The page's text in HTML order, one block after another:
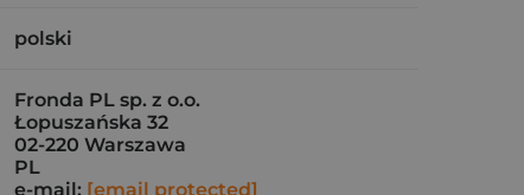
polski
Fronda PL sp. z o.o.
Łopuszańska 32
02-220 Warszawa
PL
e-mail: [email protected]